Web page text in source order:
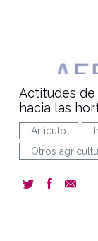
Actitudes de
hacia las
Artículo
Otros